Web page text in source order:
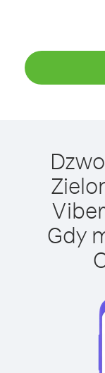
Gdy